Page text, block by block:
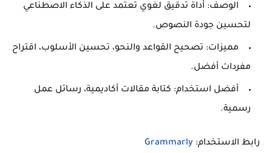
الوصف: أداة تدقيق لغوي تعتمد على الذكاء الاصطناعي
لتحسين جودة النصوص.
مميزات: تصحيح القواعد والنحو، تحسين الأسلوب، اقتراح
مفردات أفضل.
أفضل استخدام: كتابة مقالات أكاديمية، رسائل عمل
رسمية.
رابط الاستخدام: Grammarly